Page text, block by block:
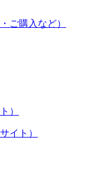
ご購入など）
）
イト）